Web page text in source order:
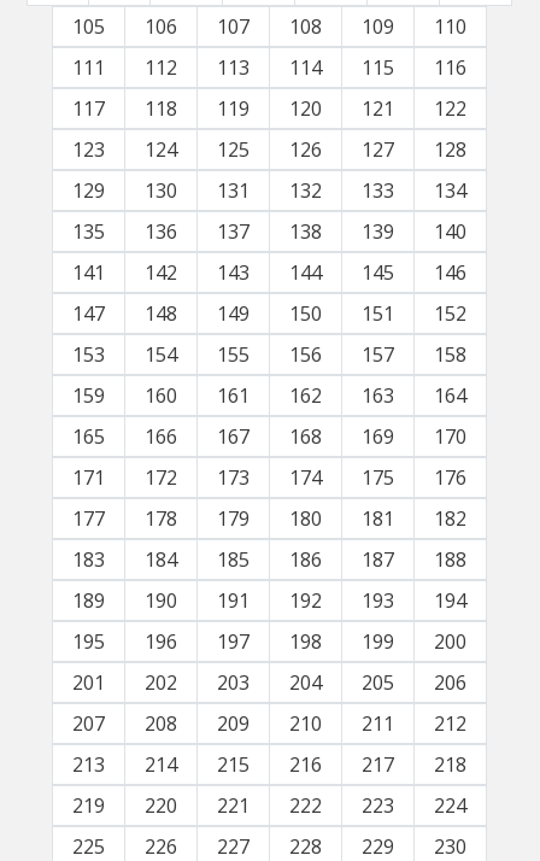
105
106 107 108 109
110
111
112 113 114 115
116
117
118 119 120 121
122
123
124 125 126 127
128
129
130 131 132 133
134
135
136 137 138 139
140
141
142 143 144 145
146
147
148 149 150 151
152
153
154 155 156 157
158
159
160 161 162 163
164
165
166 167 168 169
170
171
172 173 174 175
176
177
178 179 180 181
182
183
184 185 186 187
188
189
190 191 192 193
194
195
196 197 198 199
200
201
202 203 204 205
206
207
208 209 210 211
212
213
214 215 216 217
218
219
220 221 222 223
224
225
226 227 228 229
230